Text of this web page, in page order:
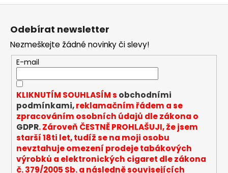
Z
Odebírat newsletter
Nezmeškejte žádné novinky či slevy!
E-mail
KLIKNUTÍM SOUHLASÍM s obchodními
podmínkami,reklamačním řádem a se
zpracováním osobních údajů dle zákona o
GDPR. Zároveň ČESTNĚ PROHLAŠUJI, že jsem
starší 18ti let, tudíž se na moji osobu
nevztahuje omezení prodeje tabákových
výrobků a elektronických cigaret dle zákona
č. 379/2005 Sb. a následně souvisejících